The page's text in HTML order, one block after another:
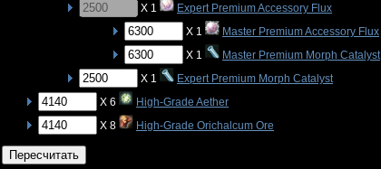
X 1
Expert Premium Accessory Flux
X 1
Master Premium Accessory Flux
X 1
Master Premium Morph Catalyst
X 1
Expert Premium Morph Catalyst
X 6
High-Grade Aether
X 8
High-Grade Orichalcum Ore
Пересчитать